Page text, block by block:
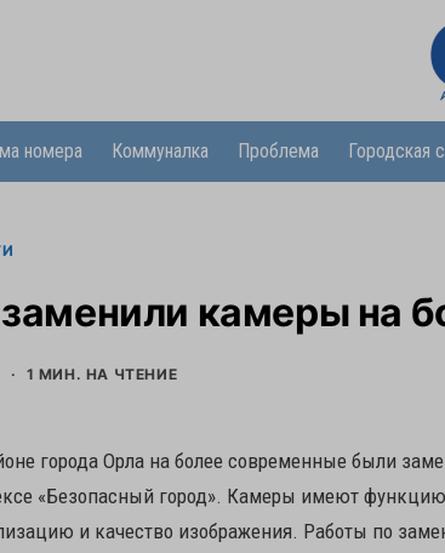
номера Коммуналка Проблема Городская
камеры на
1 МИН. НА ЧТЕНИЕ
города Орла на более современные были
«Безопасный город». Камеры имеют функцию
и качество изображения. Работы по